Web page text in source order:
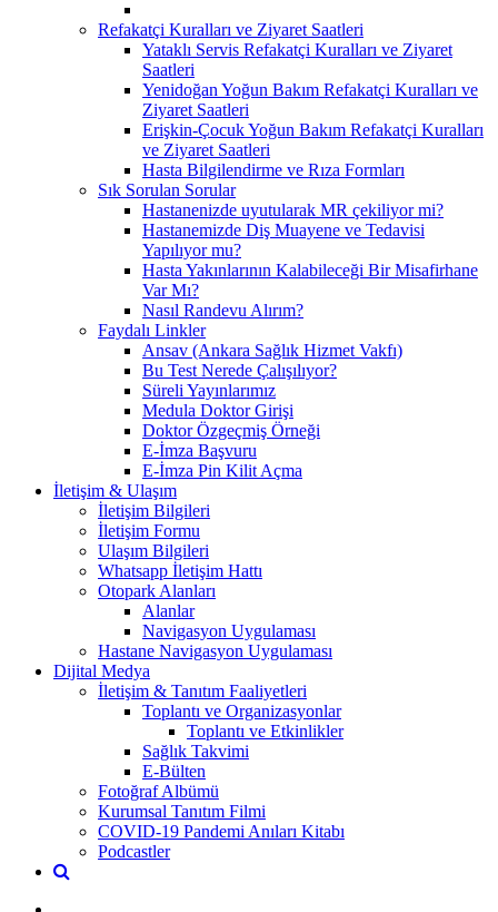
Refakatçi Kuralları ve Ziyaret Saatleri
Yataklı Servis Refakatçi Kuralları ve Ziyaret
Saatleri
Yenidoğan Yoğun Bakım Refakatçi Kuralları ve
Ziyaret Saatleri
Erişkin-Çocuk Yoğun Bakım Refakatçi Kuralları
ve Ziyaret Saatleri
Hasta Bilgilendirme ve Rıza Formları
Sık Sorulan Sorular
Hastanenizde uyutularak MR çekiliyor mi?
Hastanemizde Diş Muayene ve Tedavisi
Yapılıyor mu?
Hasta Yakınlarının Kalabileceği Bir Misafirhane
Var Mı?
Nasıl Randevu Alırım?
Faydalı Linkler
Ansav (Ankara Sağlık Hizmet Vakfı)
Bu Test Nerede Çalışılıyor?
Süreli Yayınlarımız
Medula Doktor Girişi
Doktor Özgeçmiş Örneği
E-İmza Başvuru
E-İmza Pin Kilit Açma
İletişim & Ulaşım
İletişim Bilgileri
İletişim Formu
Ulaşım Bilgileri
Whatsapp İletişim Hattı
Otopark Alanları
Alanlar
Navigasyon Uygulaması
Hastane Navigasyon Uygulaması
Dijital Medya
İletişim & Tanıtım Faaliyetleri
Toplantı ve Organizasyonlar
Toplantı ve Etkinlikler
Sağlık Takvimi
E-Bülten
Fotoğraf Albümü
Kurumsal Tanıtım Filmi
COVID-19 Pandemi Anıları Kitabı
Podcastler